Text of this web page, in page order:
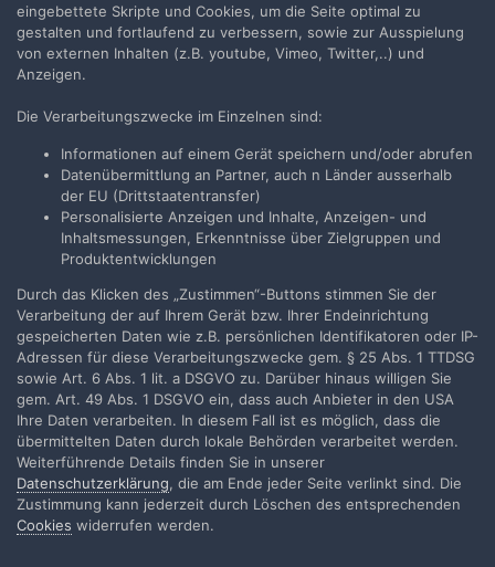
rebafilm
Geschrieben26. April 2025
Zeit für eine Zwischenbilanz. Außer Spesen nix gewesen?! Das
stimmt dann doch nicht ganz. Ich hab einiges gelernt, teilweise
Kameras wieder zum laufen gebracht und außer Ärger auch mal
Spaß gehabt. Ist ja Hobby. Ursprünglich galt mein Interesse ja
hauptsächlich dem Asph. Weitwinkel und der Ausstattung an der
eingebettete Skripte und Cookies, um die Seite optimal zu
gestalten und fortlaufend zu verbessern, sowie zur Ausspielung
von externen Inhalten (z.B. youtube, Vimeo, Twitter,..) und
Anzeigen.
Die Verarbeitungszwecke im Einzelnen sind:
Informationen auf einem Gerät speichern und/oder abrufen
Datenübermittlung an Partner, auch n Länder ausserhalb
der EU (Drittstaatentransfer)
Personalisierte Anzeigen und Inhalte, Anzeigen- und
Inhaltsmessungen, Erkenntnisse über Zielgruppen und
Produktentwicklungen
Durch das Klicken des „Zustimmen“-Buttons stimmen Sie der
Verarbeitung der auf Ihrem Gerät bzw. Ihrer Endeinrichtung
gespeicherten Daten wie z.B. persönlichen Identifikatoren oder IP-
Adressen für diese Verarbeitungszwecke gem. § 25 Abs. 1 TTDSG
sowie Art. 6 Abs. 1 lit. a DSGVO zu. Darüber hinaus willigen Sie
gem. Art. 49 Abs. 1 DSGVO ein, dass auch Anbieter in den USA
Ihre Daten verarbeiten. In diesem Fall ist es möglich, dass die
übermittelten Daten durch lokale Behörden verarbeitet werden.
Weiterführende Details finden Sie in unserer
Datenschutzerklärung, die am Ende jeder Seite verlinkt sind. Die
Zustimmung kann jederzeit durch Löschen des entsprechenden
Cookies widerrufen werden.